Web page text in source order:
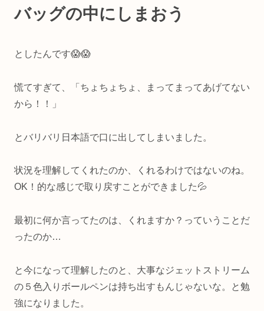
バッグの中にしまおう
としたんです😱😱
慌てすぎて、「ちょちょちょ、まってまってあげてない
から！！」
とバリバリ日本語で口に出してしまいました。
状況を理解してくれたのか、くれるわけではないのね。
OK！的な感じで取り戻すことができました💦
最初に何か言ってたのは、くれますか？っていうことだ
ったのか…
と今になって理解したのと、大事なジェットストリーム
の５色入りボールペンは持ち出すもんじゃないな。と勉
強になりました。